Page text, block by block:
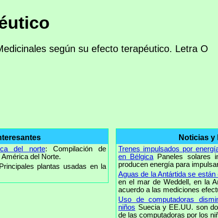
según su efecto terapéutico. Letra O
del norte: Compilación de
del Norte.
plantas usadas en la
Noticias y
Trenes impulsados por
en Bélgica Paneles solares
producen energía para
Aguas de la Antártida se están
en el mar de Weddell, en la
acuerdo a las mediciones
Uso de computadoras
niños Suecia y EE.UU. son
de las computadoras por los